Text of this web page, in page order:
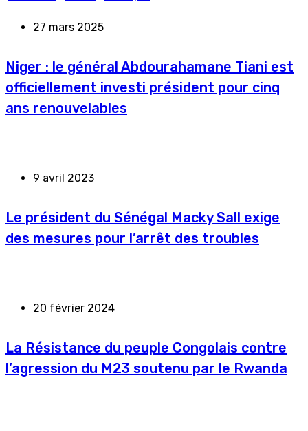
27 mars 2025
Niger : le général Abdourahamane Tiani est
officiellement investi président pour cinq
ans renouvelables
9 avril 2023
Le président du Sénégal Macky Sall exige
des mesures pour l’arrêt des troubles
20 février 2024
La Résistance du peuple Congolais contre
l’agression du M23 soutenu par le Rwanda